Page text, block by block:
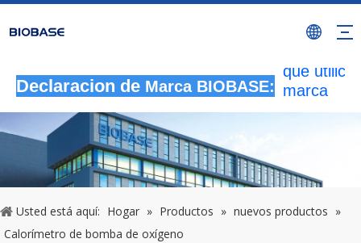
Declaracion de Marca BIOBASE:
Todas las
que
marca
Usted está aquí: Hogar » Productos » nuevos productos »
Calorímetro de bomba de oxígeno